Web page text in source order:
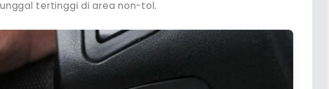
tertinggi di area non-tol.